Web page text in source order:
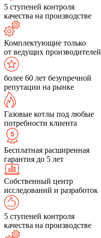
5 ступеней контроля
качества на производстве
Комплектующие только
от ведущих производителей
более 60 лет безупречной
репутации на рынке
Газовые котлы под любые
потребности клиента
Бесплатная расширенная
гарантия до 5 лет
Собственный центр
исследований и разработок
5 ступеней контроля
качества на производстве